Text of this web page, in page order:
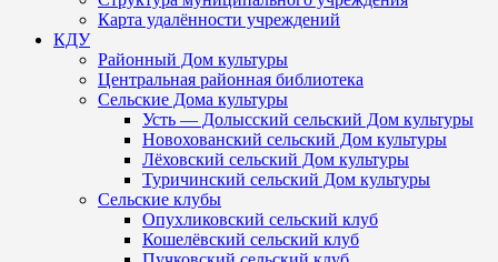
Карта удалённости учреждений
КДУ
Районный Дом культуры
Центральная районная библиотека
Сельские Дома культуры
Усть — Долысский сельский Дом культуры
Новохованский сельский Дом культуры
Лёховский сельский Дом культуры
Туричинский сельский Дом культуры
Сельские клубы
Опухликовский сельский клуб
Кошелёвский сельский клуб